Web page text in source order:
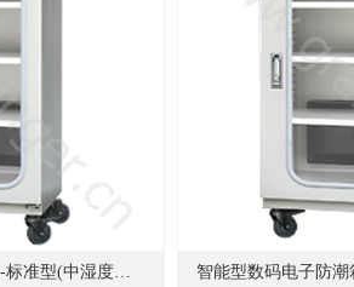
智能型数码电子防潮箱-标准型(中湿度数码系列20%-60%RH可调)-540型